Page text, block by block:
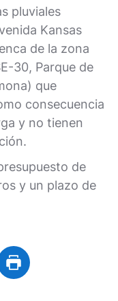
pluviales
Kansas
de la zona
30, Parque de
que
consecuencia
y no tienen
de
y un plazo de